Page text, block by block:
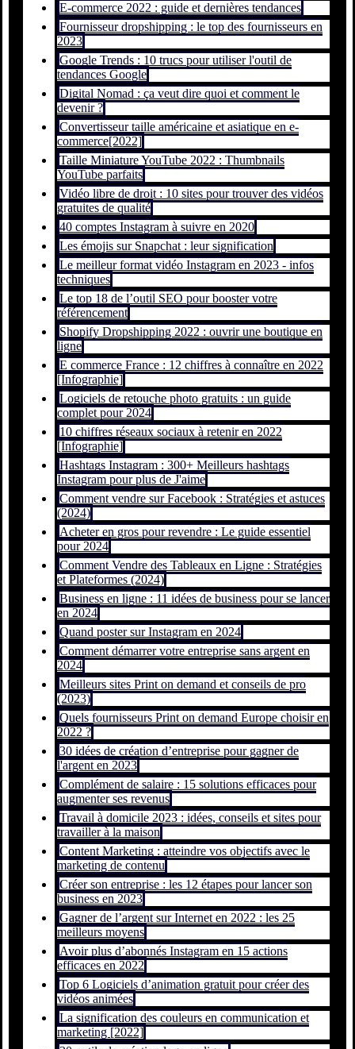
E-commerce 2022 : guide et dernières tendances
Fournisseur dropshipping : le top des fournisseurs en
2023
Google Trends : 10 trucs pour utiliser l'outil de
tendances Google
Digital Nomad : ça veut dire quoi et comment le
devenir ?
Convertisseur taille américaine et asiatique en e-
commerce[2022]
Taille Miniature YouTube 2022 : Thumbnails
YouTube parfaits
Vidéo libre de droit : 10 sites pour trouver des vidéos
gratuites de qualité
40 comptes Instagram à suivre en 2020
Les émojis sur Snapchat : leur signification
Le meilleur format vidéo Instagram en 2023 - infos
techniques
Le top 18 de l’outil SEO pour booster votre
référencement
Shopify Dropshipping 2022 : ouvrir une boutique en
ligne
E commerce France : 12 chiffres à connaître en 2022
[Infographie]
Logiciels de retouche photo gratuits : un guide
complet pour 2024
10 chiffres réseaux sociaux à retenir en 2022
[Infographie]
Hashtags Instagram : 300+ Meilleurs hashtags
Instagram pour plus de J'aime
Comment vendre sur Facebook : Stratégies et astuces
(2024)
Acheter en gros pour revendre : Le guide essentiel
pour 2024
Comment Vendre des Tableaux en Ligne : Stratégies
et Plateformes (2024)
Business en ligne : 11 idées de business pour se lancer
en 2024
Quand poster sur Instagram en 2024
Comment démarrer votre entreprise sans argent en
2024
Meilleurs sites Print on demand et conseils de pro
(2023)
Quels fournisseurs Print on demand Europe choisir en
2022 ?
30 idées de création d’entreprise pour gagner de
l'argent en 2023
Complément de salaire : 15 solutions efficaces pour
augmenter ses revenus
Travail à domicile 2023 : idées, conseils et sites pour
travailler à la maison
Content Marketing : atteindre vos objectifs avec le
marketing de contenu
Créer son entreprise : les 12 étapes pour lancer son
business en 2023
Gagner de l’argent sur Internet en 2022 : les 25
meilleurs moyens
Avoir plus d’abonnés Instagram en 15 actions
efficaces en 2022
Top 6 Logiciels d’animation gratuit pour créer des
vidéos animées
La signification des couleurs en communication et
marketing [2022]